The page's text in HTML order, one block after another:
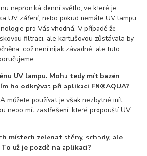
neproniká denní světlo, ve které je
UV záření, nebo pokud nemáte UV lampu
pro Vás vhodná. V případě že
filtraci, ale kartušovou zůstávala by
což není nijak závadné, ale tuto
UV lampu. Mohu tedy mít bazén
ho odkrývat při aplikaci FN®AQUA?
můžete používat je však nezbytné mít
nebo mít zastřešení, které propouští UV
místech zelenat stěny, schody, ale
už je pozdě na aplikaci?